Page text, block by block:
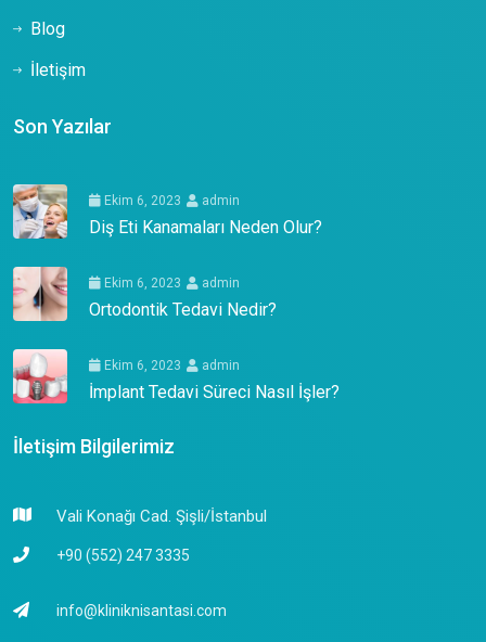
Blog
İletişim
Son Yazılar
Ekim 6, 2023 admin
Diş Eti Kanamaları Neden Olur?
Ekim 6, 2023 admin
Ortodontik Tedavi Nedir?
Ekim 6, 2023 admin
İmplant Tedavi Süreci Nasıl İşler?
İletişim Bilgilerimiz
Vali Konağı Cad. Şişli/İstanbul
+90 (552) 247 3335
info@kliniknisantasi.com